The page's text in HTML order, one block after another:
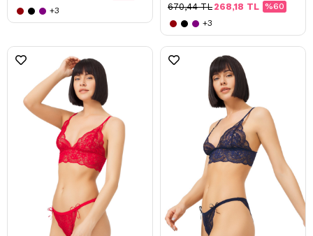
+3 %60
268,18 TL
670,44 TL
+3